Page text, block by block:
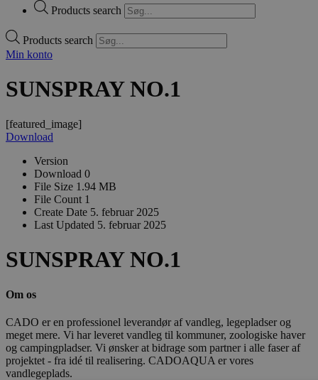
Products search
Products search
Min konto
SUNSPRAY NO.1
[featured_image]
Download
Version
Download 0
File Size 1.94 MB
File Count 1
Create Date 5. februar 2025
Last Updated 5. februar 2025
SUNSPRAY NO.1
Om os
CADO er en professionel leverandør af vandleg, legepladser og
meget mere. Vi har leveret vandleg til kommuner, zoologiske haver
og campingpladser. Vi ønsker at bidrage som partner i alle faser af
projektet - fra idé til realisering. CADOAQUA er vores
vandlegeplads.